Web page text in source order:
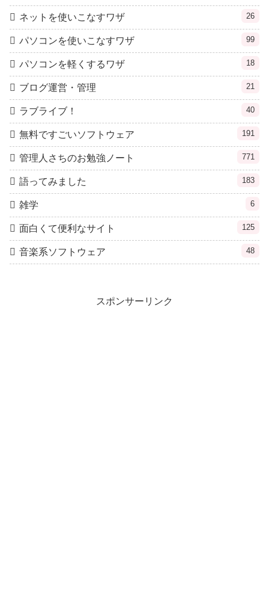
ネットを使いこなすワザ 26
パソコンを使いこなすワザ 99
パソコンを軽くするワザ 18
ブログ運営・管理 21
ラブライブ！ 40
無料ですごいソフトウェア 191
管理人さちのお勉強ノート 771
語ってみました 183
雑学 6
面白くて便利なサイト 125
音楽系ソフトウェア 48
スポンサーリンク